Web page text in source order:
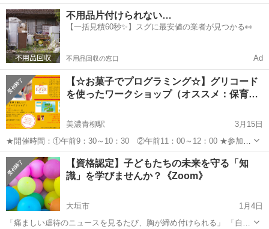
https://note.com/toidakazumasa/n/n64a7f349c517 ■イベントイメージ
今回好きな楽器を持ちより皆んな...
岐阜 大垣市 ワークショップ
不用品片付けられない…
【一括見積60秒✨】スグに最安値の業者が見つかる👀
不用品回収の窓口 Ad
【☆お菓子でプログラミング☆】グリコード
を使ったワークショップ（オススメ：保育…
美濃青柳駅
3月15日
★開催時間：①午前9：30～10：30 ②午前11：00～12：00 ★参加費
無料。 ★予約制イベントです。 大垣市にありますお菓子卸の㈱桑名屋
です！ 江崎グリコ株式会社の「グリコード」というプログラミング
ア...
岐阜 大垣市 美濃青柳駅 ワークショップ ポッキー
【資格認定】子どもたちの未来を守る「知
識」を学びませんか？《Zoom》
大垣市
1月4日
「痛ましい虐待のニュースを見るたび、胸が締め付けられる」 「自分